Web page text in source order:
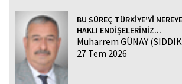
BU SÜREÇ TÜRKİYE’Yİ
HAKLI ENDİŞELERİMİZ...
Muharrem GÜNAY
27 Tem 2026